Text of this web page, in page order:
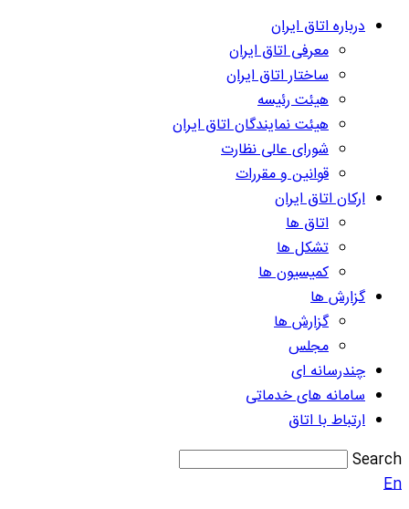
درباره اتاق ایران
معرفی اتاق ایران
ساختار اتاق ایران
هیئت رئیسه
هیئت نمایندگان اتاق ایران
شورای عالی نظارت
قوانین و مقررات
ارکان اتاق ایران
اتاق ها
تشکل ها
کمیسیون ها
گزارش ها
گزارش ها
مجلس
چندرسانه ای
سامانه های خدماتی
ارتباط با اتاق
Search
En